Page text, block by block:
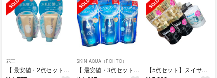
花王
【 最安値・2点セット 】ビオレUV アクアリッチ ウォータリーホールドクリーム
SKIN AQUA（ROHTO）
【 最安値・3点セット 】スキンアクア ヒアルロンセラムUV 70g 【5点セット】スイサイ ビューティクリア ブラックパウダーウォッシュ（32個入）